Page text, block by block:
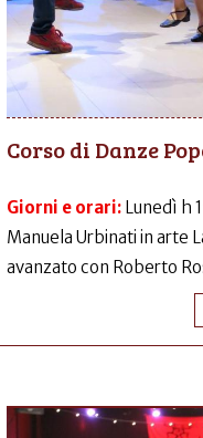
Corso di Danze
Giorni e orari: Lunedì h
Manuela Urbinati in arte
avanzato con Roberto